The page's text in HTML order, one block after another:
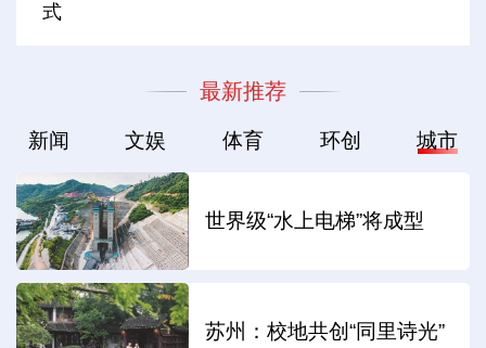
式
最新推荐
新闻 文娱 体育 环创 城市
世界级“水上电梯”将成型
苏州：校地共创“同里诗光”